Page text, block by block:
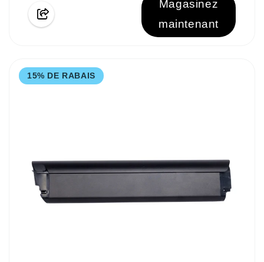
Magasinez
maintenant
15% DE RABAIS